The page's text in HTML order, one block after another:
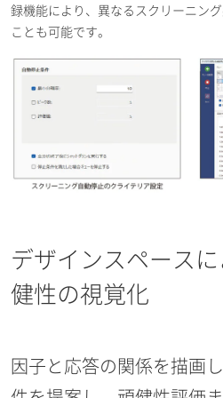
録機能により、異なるスクリーニン
ことも可能です。
デザインスペース
健性の視覚化
因子と応答の関係を描画